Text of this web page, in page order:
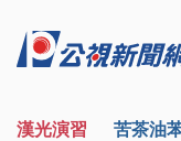
漢光演習 苦茶油